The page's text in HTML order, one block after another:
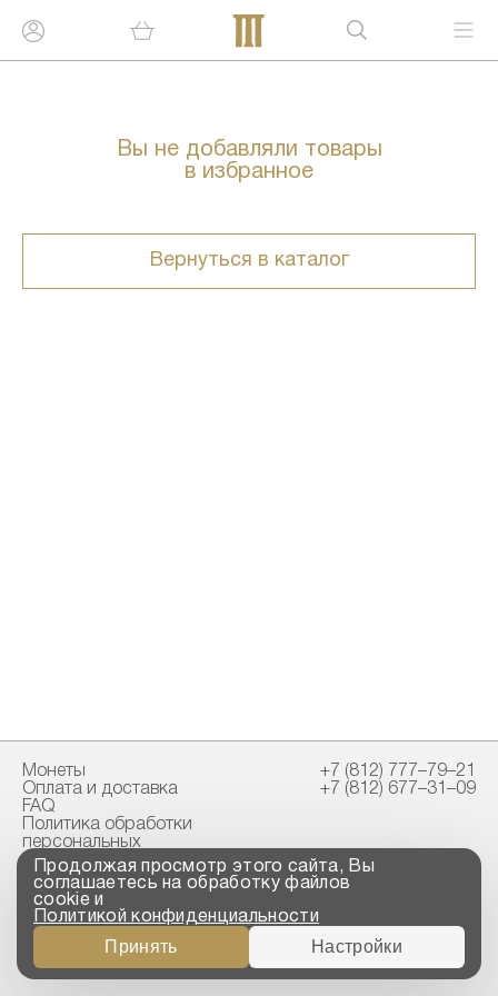
Вы не добавляли товары
в избранное
Вернуться в каталог
Монеты
Оплата и доставка
FAQ
Политика обработки
персональных
данных
Свидетельство
пробирной палаты
+7 (812) 777–79–21
+7 (812) 677–31–09
Copyright © 2023-2026
“ООО ТРОЙСКИЙ
СТАНДАРТ”
Продолжая просмотр этого сайта, Вы
соглашаетесь на обработку файлов
cookie и
Политикой конфиденциальности
Принять Настройки